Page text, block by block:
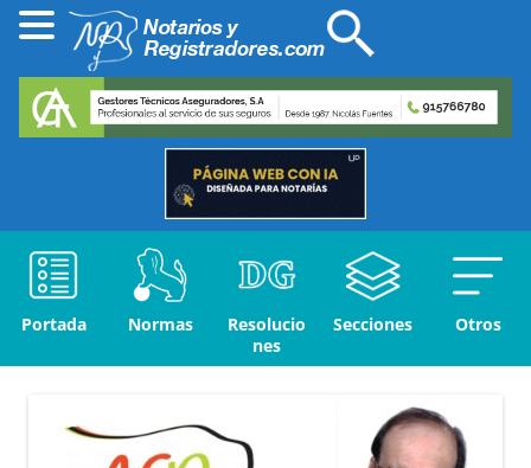
Portada Normas
Resolucio
nes
Secciones Otros